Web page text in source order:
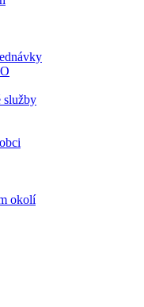
služby
okolí